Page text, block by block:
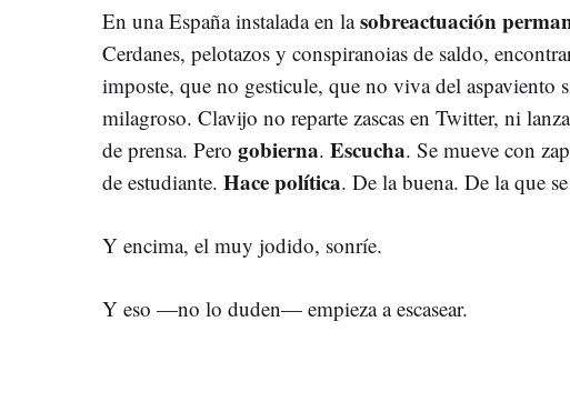
En una España instalada en lasobreactuación
Cerdanes, pelotazos y conspiranoias de saldo,
imposte, que no gesticule, que no viva del aspaviento
milagroso. Clavijo no reparte zascas en Twitter, ni
de prensa. Pero gobierna. Escucha. Se mueve con
de estudiante. Hace política. De la buena. De la que
Y encima, el muy jodido, sonríe.
Y eso —no lo duden— empieza a escasear.